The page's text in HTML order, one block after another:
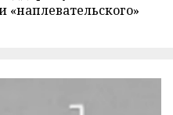
«наплевательского»